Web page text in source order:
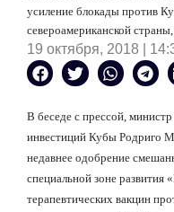
усиление блокады против
североамериканской
19 октября, 2018 |
В беседе с прессой,
инвестиций Кубы Родриго
недавнее одобрение
специальной зоне развития
терапевтических вакцин